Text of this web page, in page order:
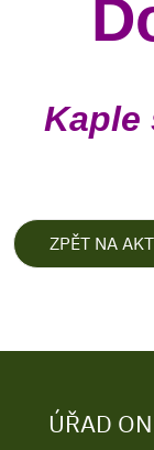
Kaple
ZPĚT NA
ÚŘAD